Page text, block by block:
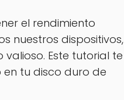
el rendimiento
nuestros dispositivos,
Este tutorial te
tu disco duro de